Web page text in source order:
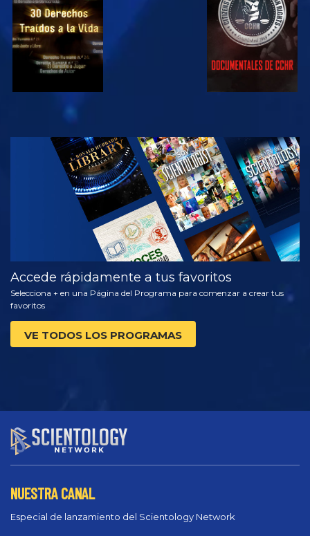
VE
EXPLORA LAS
SERIES
Accede rápidamente a tus favoritos
Selecciona + en una Página del Programa para comenzar a crear tus
favoritos
VE TODOS LOS PROGRAMAS
NUESTRA CANAL
Especial de lanzamiento del Scientology Network